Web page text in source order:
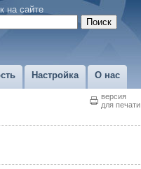
на сайте
Настройка О нас
версия
для печати